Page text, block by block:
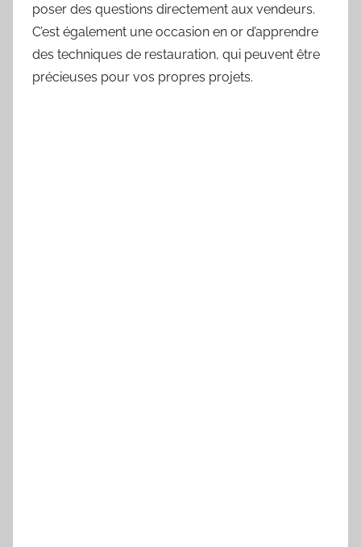
poser des questions directement aux vendeurs.
C’est également une occasion en or d’apprendre
des techniques de restauration, qui peuvent être
précieuses pour vos propres projets.